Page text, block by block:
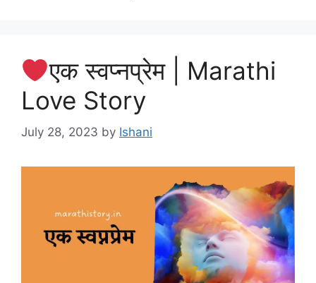
एक स्वप्नप्रेम | Marathi
Love Story
July 28, 2023 by Ishani